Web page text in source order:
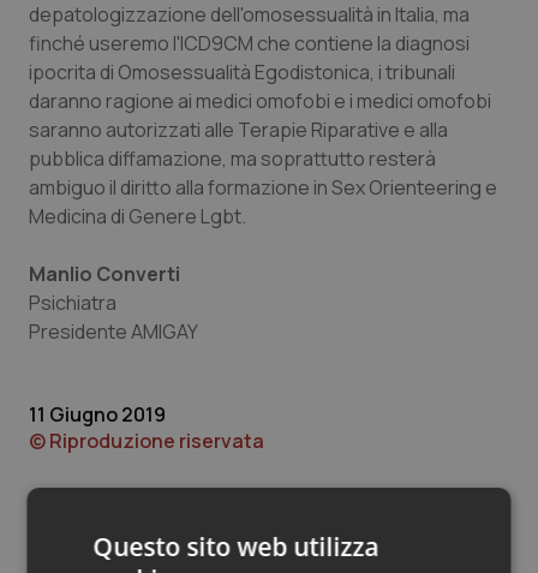
Valle D’Aosta
Veneto
Oncodermatologia
Oncoematologia
Oncologia & Nutrizione
Psoriasi & pelle
Quotidiano Cardiologia
Quotidiano Oncologia
Rene & patologie urogenitali
depatologizzazione dell'omosessualità in Italia, ma
finché useremo l'ICD9CM che contiene la diagnosi
ipocrita di Omosessualità Egodistonica, i tribunali
daranno ragione ai medici omofobi e i medici omofobi
saranno autorizzati alle Terapie Riparative e alla
pubblica diffamazione, ma soprattutto resterà
ambiguo il diritto alla formazione in Sex Orienteering e
Medicina di Genere Lgbt.
Manlio Converti
Psichiatra
Presidente AMIGAY
11 Giugno 2019
© Riproduzione riservata
Questo sito web utilizza